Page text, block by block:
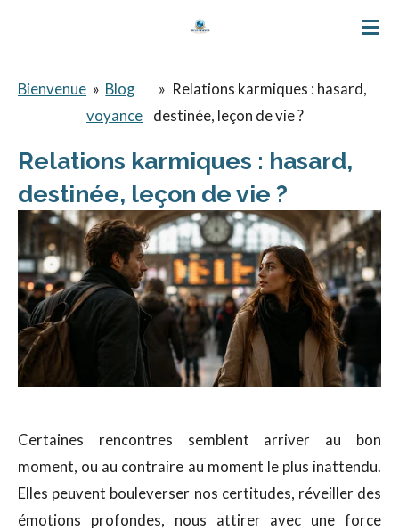
principal
Bienvenue » Blog
voyance
» Relations karmiques : hasard,
destinée, leçon de vie ?
Relations karmiques : hasard,
destinée, leçon de vie ?
Certaines rencontres semblent arriver au bon
moment, ou au contraire au moment le plus inattendu.
Elles peuvent bouleverser nos certitudes, réveiller des
émotions profondes, nous attirer avec une force